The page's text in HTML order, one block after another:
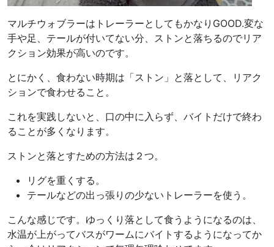
マルチウォブラーはトレーラーとしてもかなりGOOD.変な
手や足、テールが付いてない分、ストンと落ちるのでリア
クション効果が高いのです。
とにかく、食わない時期は「ストン」と落として、リアク
ションで食わせること。
これを実践しないと、口の中に入らず、バイトだけで終わ
ることが多くなります。
ストンと落とすための方法は２つ。
リグを重くする。
テールなどの出っ張りの少ないトレーラーを使う。
こんな感じです。ゆっくり落として食うようになるのは、
水温が上がってバスがワームにバイトするようになってか